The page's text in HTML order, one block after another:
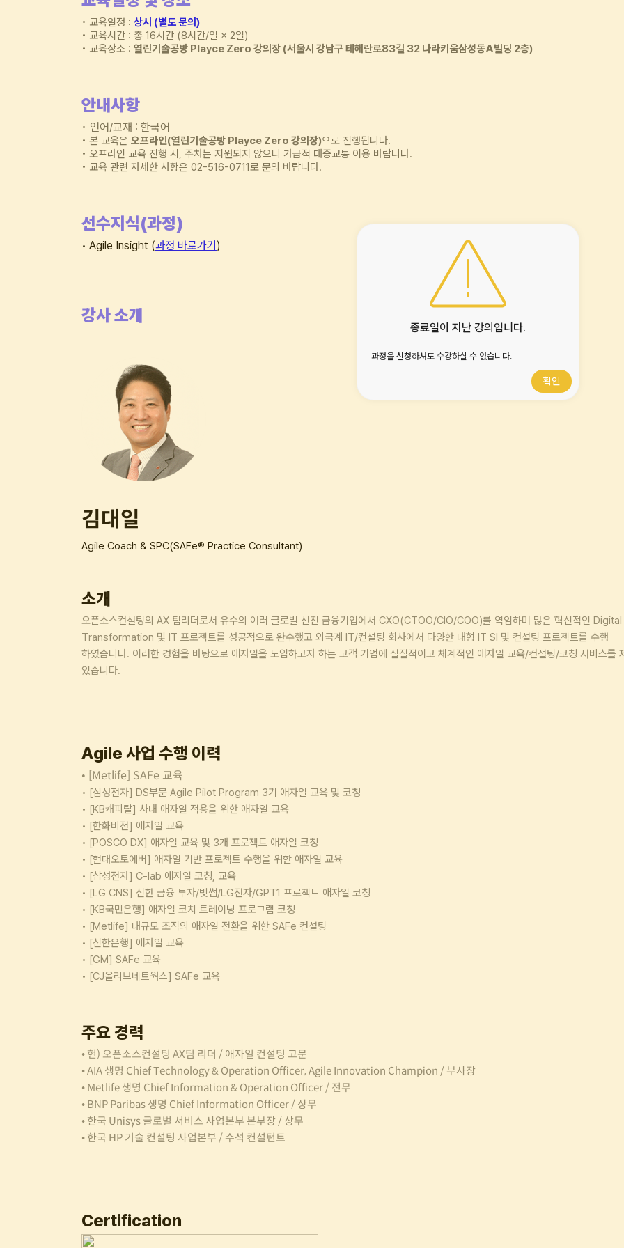
• 교육일정 : 상시 (별도 문의)
• 교육시간 : 총 16시간 (8시간/일 × 2일)
• 교육장소 : 열린기술공방 Playce Zero 강의장 (서울시 강남구 테헤란로83길 32 나라키움삼성동A빌딩 2층)
안내사항
• 언어/교재 : 한국어
• 본 교육은 오프라인(열린기술공방 Playce Zero 강의장)으로 진행됩니다.
• 오프라인 교육 진행 시, 주차는 지원되지 않으니 가급적 대중교통 이용 바랍니다.
• 교육 관련 자세한 사항은 02-516-0711로 문의 바랍니다.
선수지식(과정)
• Agile Insight (과정 바로가기 )
강사 소개
김대일
Agile Coach & SPC(SAFe® Practice Consultant)
소개
오픈소스컨설팅의 AX 팀리더로서 유수의 여러 글로벌 선진 금융기업에서 CXO(CTOO/CIO/COO)를 역임하며 많은 혁신적인 Digital
Transformation 및 IT 프로젝트를 성공적으로 완수했고 외국계 IT/컨설팅 회사에서 다양한 대형 IT SI 및 컨설팅 프로젝트를 수행
하였습니다. 이러한 경험을 바탕으로 애자일을 도입하고자 하는 고객 기업에 실질적이고 체계적인 애자일 교육/컨설팅/코칭 서비스를
있습니다.
Agile 사업 수행 이력
• [Metlife] SAFe 교육
• [삼성전자] DS부문 Agile Pilot Program 3기 애자일 교육 및 코칭
• [KB캐피탈] 사내 애자일 적용을 위한 애자일 교육
• [한화비전] 애자일 교육
• [POSCO DX] 애자일 교육 및 3개 프로젝트 애자일 코칭
• [현대오토에버] 애자일 기반 프로젝트 수행을 위한 애자일 교육
• [삼성전자] C-lab 애자일 코칭, 교육
• [LG CNS] 신한 금융 투자/빗썸/LG전자/GPT1 프로젝트 애자일 코칭
• [KB국민은행] 애자일 코치 트레이닝 프로그램 코칭
• [Metlife] 대규모 조직의 애자일 전환을 위한 SAFe 컨설팅
• [신한은행] 애자일 교육
• [GM] SAFe 교육
• [CJ올리브네트웍스] SAFe 교육
주요 경력
• 현) 오픈소스컨설팅 AX팀 리더 / 애자일 컨설팅 고문
• AIA 생명 Chief Technology & Operation Officer, Agile Innovation Champion / 부사장
• Metlife 생명 Chief Information & Operation Officer / 전무
• BNP Paribas 생명 Chief Information Officer / 상무
• 한국 Unisys 글로벌 서비스 사업본부 본부장 / 상무
• 한국 HP 기술 컨설팅 사업본부 / 수석 컨설턴트
Certification
종료일이 지난 강의입니다.
과정을 신청하셔도 수강하실 수 없습니다.
확인